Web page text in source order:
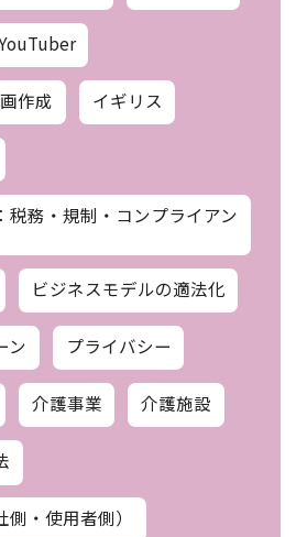
作成 イギリス
税務・規制・コンプライアン
ビジネスモデルの適法化
ン プライバシー
介護事業 介護施設
・使用者側）